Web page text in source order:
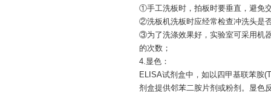
①手工洗板时，拍板时要垂直，避免
②洗板机洗板时应经常检查冲洗头是
③为了洗涤效果好，实验室可采用机
的次数；
4.显色：
ELISA试剂盒中，如以四甲基联苯胺
剂盒提供邻苯二胺片剂或粉剂。显色